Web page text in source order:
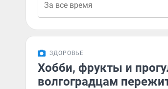
ЗДОРОВЬЕ
Хобби, фрукты и
волгоградцам